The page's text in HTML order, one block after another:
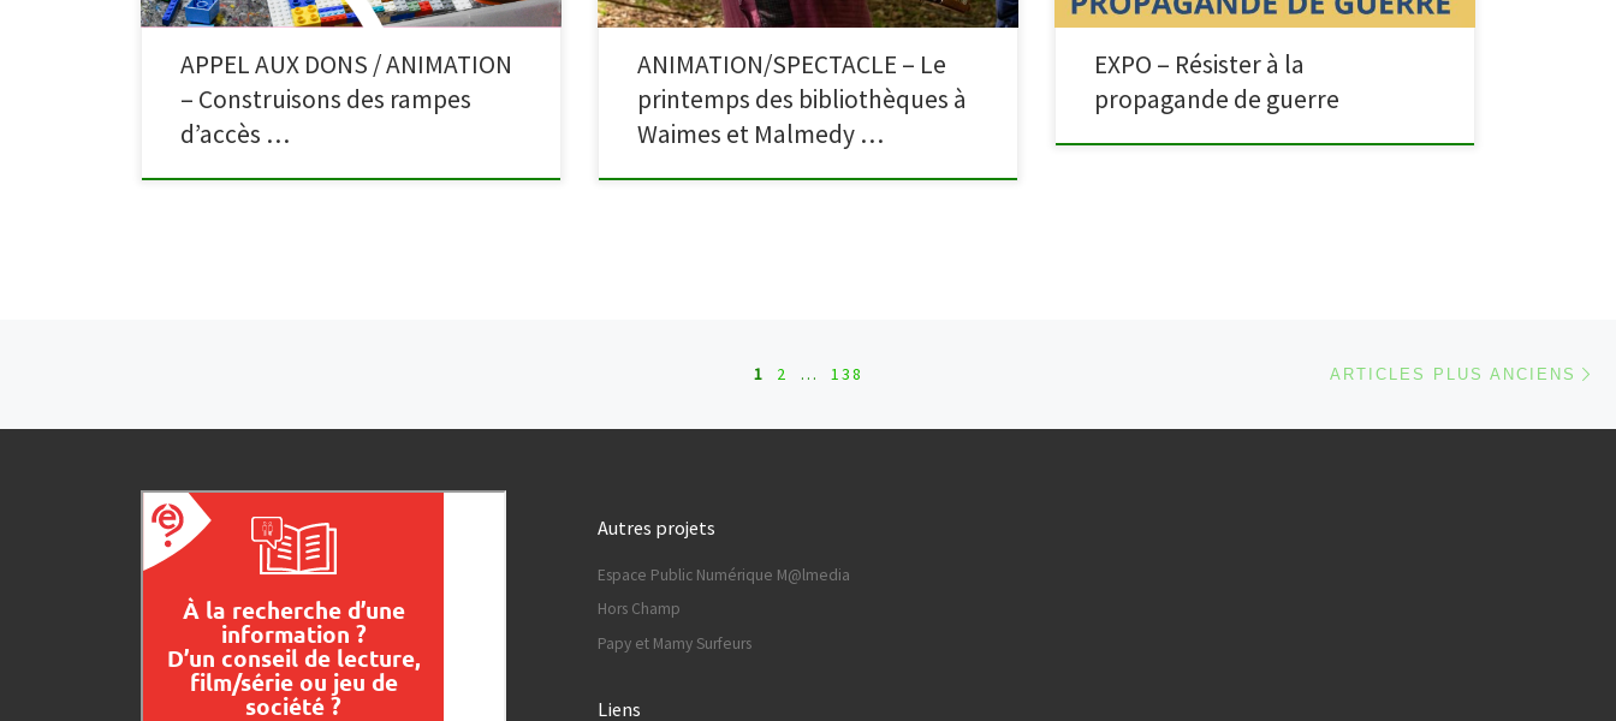
APPEL AUX DONS / ANIMATION
– Construisons des rampes
d’accès …
ANIMATION/SPECTACLE – Le
printemps des bibliothèques à
Waimes et Malmedy …
EXPO – Résister à la
propagande de guerre
1 2 … 138 ARTICLES PLUS ANCIENS
Autres projets
Espace Public Numérique M@lmedia
Hors Champ
Papy et Mamy Surfeurs
Liens